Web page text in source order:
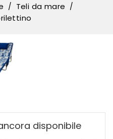
Teli da mare
disponibile